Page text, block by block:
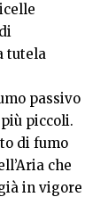
tutela
passivo
piccoli.
di fumo
che
in vigore